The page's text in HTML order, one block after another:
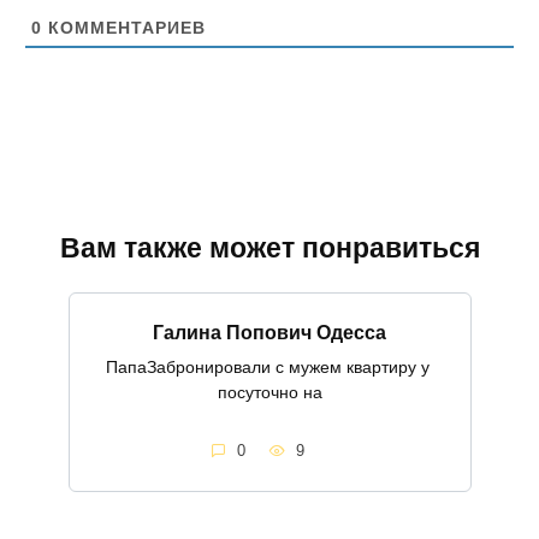
0 КОММЕНТАРИЕВ
Вам также может понравиться
Галина Попович Одесса
ПапаЗабронировали с мужем квартиру у
посуточно на
0 9